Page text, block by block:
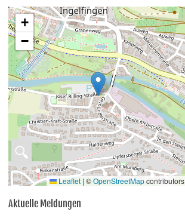
🔍
+
−
Leaflet | ©OpenStreetMapcontributors
Aktuelle Meldungen